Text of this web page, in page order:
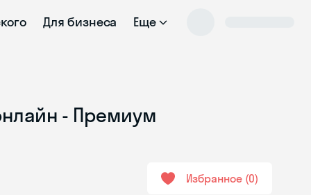
Для бизнеса Еще
- Премиум
Избранное 0